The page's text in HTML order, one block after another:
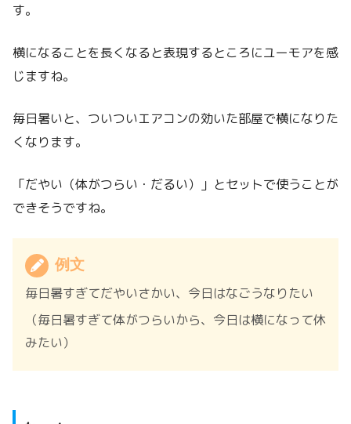
す。
横になることを長くなると表現するところにユーモアを感
じますね。
毎日暑いと、ついついエアコンの効いた部屋で横になりた
くなります。
「だやい（体がつらい・だるい）」とセットで使うことが
できそうですね。
例文
毎日暑すぎてだやいさかい、今日はなごうなりたい
（毎日暑すぎて体がつらいから、今日は横になって休
みたい）